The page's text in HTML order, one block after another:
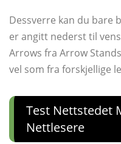
Dessverre kan du bare
er angitt nederst til
Arrows fra Arrow
vel som fra forskjellige
Test Nettstedet
Nettlesere